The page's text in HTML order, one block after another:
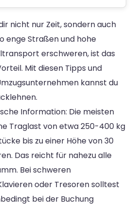
nicht nur Zeit, sondern auch
enge Straßen und hohe
erschweren, ist das
Mit diesen Tipps und
kannst du
Information: Die meisten
Traglast von etwa 250-400 kg
bis zu einer Höhe von 30
Das reicht für nahezu alle
Bei schweren
oder Tresoren solltest
bei der Buchung